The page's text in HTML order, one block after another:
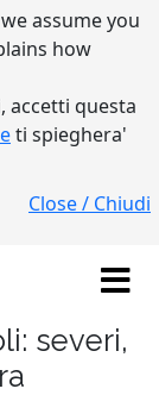
assume you
how
accetti questa
ti spieghera'
Close / Chiudi
severi,